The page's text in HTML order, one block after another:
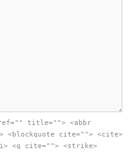
title=""> <abbr
<blockquote cite=""> <cite>
<q cite=""> <strike>